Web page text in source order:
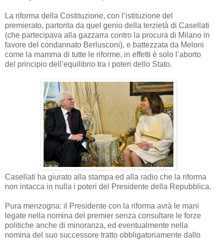
La riforma della Costituzione, con l’istituzione del
premierato, partorita da quel genio della terzietà di Casellati
(che partecipava alla gazzarra contro la procura di Milano in
favore del condannato Berlusconi), e battezzata da Meloni
come la mamma di tutte le riforme, in effetti è solo l’aborto
del principio dell’equilibrio tra i poteri dello Stato.
Casellati ha giurato alla stampa ed alla radio che la riforma
non intacca in nulla i poteri del Presidente della Repubblica.
Pura menzogna: il Presidente con la riforma avrà le mani
legate nella nomina del premier senza consultare le forze
politiche anche di minoranza, ed eventualmente nella
nomina del suo successore tratto obbligatoriamente dallo